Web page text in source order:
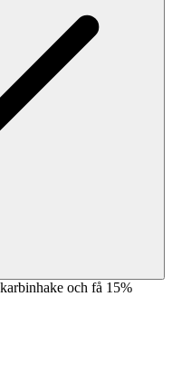
och få 15%